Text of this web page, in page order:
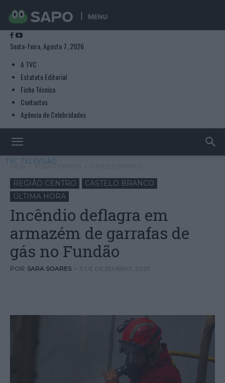
MENU
Sexta-feira, Agosto 7, 2026
A TVC
Estatuto Editorial
Ficha Técnica
Contactos
Agência de Celebridades
TVC TELEVISÃO
Início REGIÃO CENTRO
REGIÃO CENTRO
CASTELO BRANCO
ÚLTIMA HORA
Incêndio deflagra em
armazém de garrafas de
gás no Fundão
POR SARA SOARES - 5 DE DEZEMBRO, 2023